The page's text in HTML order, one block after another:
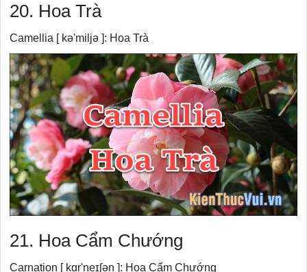
20. Hoa Trà
Camellia [ kə'miljə ]: Hoa Trà
21. Hoa Cẩm Chướng
Carnation [ kɑr'neɪʃən ]: Hoa Cẩm Chướng